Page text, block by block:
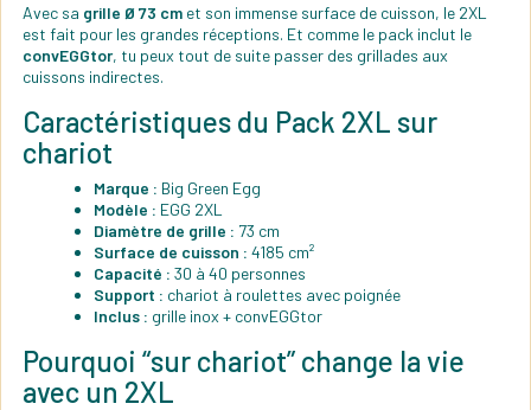
Avec sa grille Ø 73 cm et son immense surface de cuisson, le 2XL
est fait pour les grandes réceptions. Et comme le pack inclut le
convEGGtor, tu peux tout de suite passer des grillades aux
cuissons indirectes.
Caractéristiques du Pack 2XL sur
chariot
Marque : Big Green Egg
Modèle : EGG 2XL
Diamètre de grille : 73 cm
Surface de cuisson : 4185 cm²
Capacité : 30 à 40 personnes
Support : chariot à roulettes avec poignée
Inclus : grille inox + convEGGtor
Pourquoi “sur chariot” change la vie
avec un 2XL